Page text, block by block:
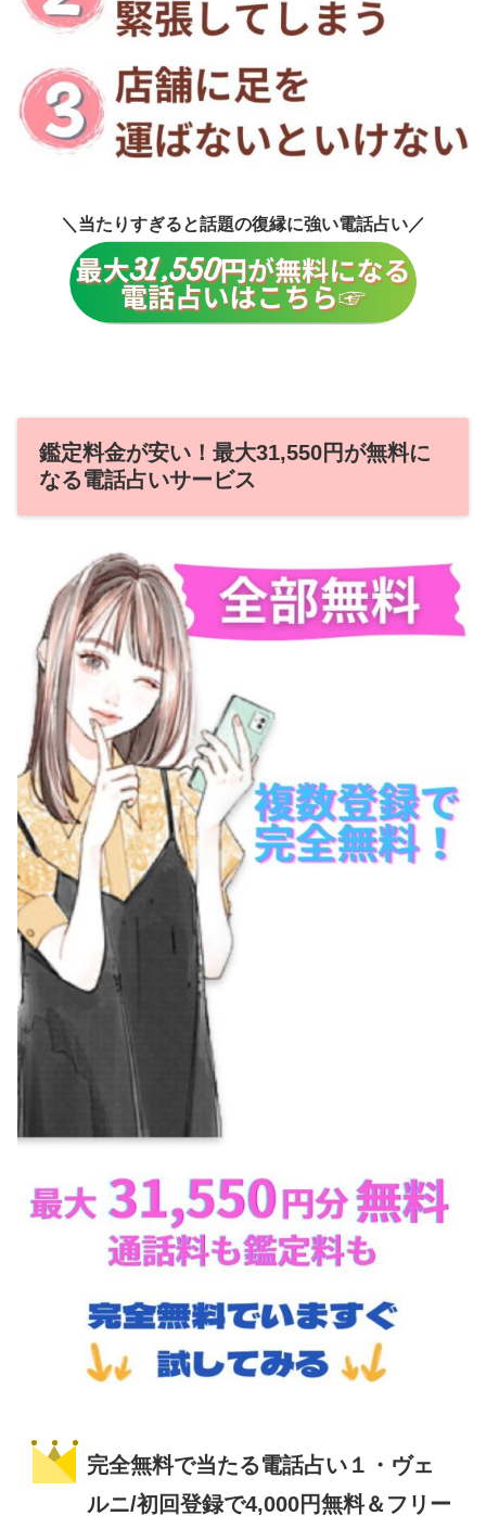
＼当たりすぎると話題の復縁に強い電話占い／
鑑定料金が安い！最大31,550円が無料に
なる電話占いサービス
完全無料で当たる電話占い１・ヴェ
ルニ/初回登録で4,000円無料＆フリー